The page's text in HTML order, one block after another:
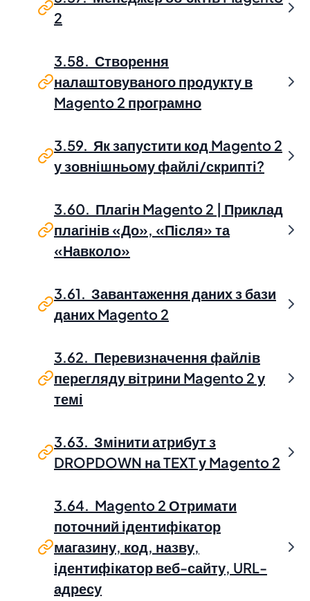
2
3.58. Створення
налаштовуваного продукту в
Magento 2 програмно
3.59. Як запустити код Magento 2
у зовнішньому файлі/скрипті?
3.60. Плагін Magento 2 | Приклад
плагінів «До», «Після» та
«Навколо»
3.61. Завантаження даних з бази
даних Magento 2
3.62. Перевизначення файлів
перегляду вітрини Magento 2 у
темі
3.63. Змінити атрибут з
DROPDOWN на TEXT у Magento 2
3.64. Magento 2 Отримати
поточний ідентифікатор
магазину, код, назву,
ідентифікатор веб-сайту, URL-
адресу